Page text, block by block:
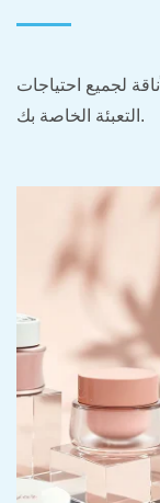
لجميع احتياجات
التعبئة الخاصة بك.